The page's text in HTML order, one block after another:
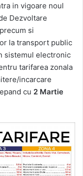
in vigoare noul
Dezvoltare
si
la transport public
sistemul electronic
tarifarea zonala
incarcare
cu 2 Martie